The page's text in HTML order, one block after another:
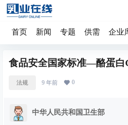
首页 新闻 专题 供需 企业
食品安全国家标准—酪蛋白
法规 9 年前 0
中华人民共和国卫生部